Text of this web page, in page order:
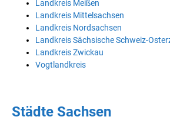
Landkreis Meißen
Landkreis Mittelsachsen
Landkreis Nordsachsen
Landkreis Sächsische Schweiz-
Landkreis Zwickau
Vogtlandkreis
Städte Sachsen